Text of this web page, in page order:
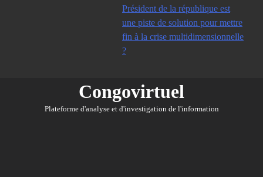
Président de la république est
une piste de solution pour mettre
fin à la crise multidimensionnelle
?
Congovirtuel
Plateforme d'analyse et d'investigation de l'information